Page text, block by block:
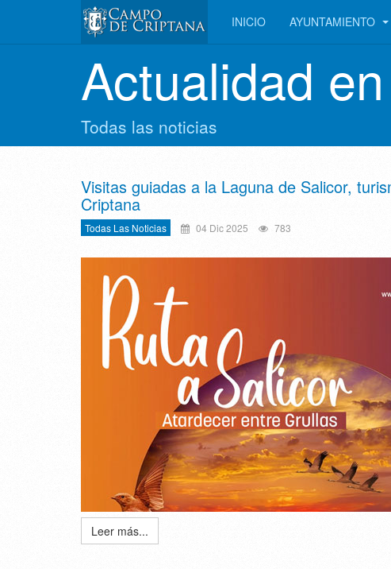
INICIO AYUNTAMIENTO
Actualidad
Todas las noticias
Visitas guiadas a la Laguna de Salicor,
Criptana
Todas Las Noticias 04 Dic 2025 783
Leer más...